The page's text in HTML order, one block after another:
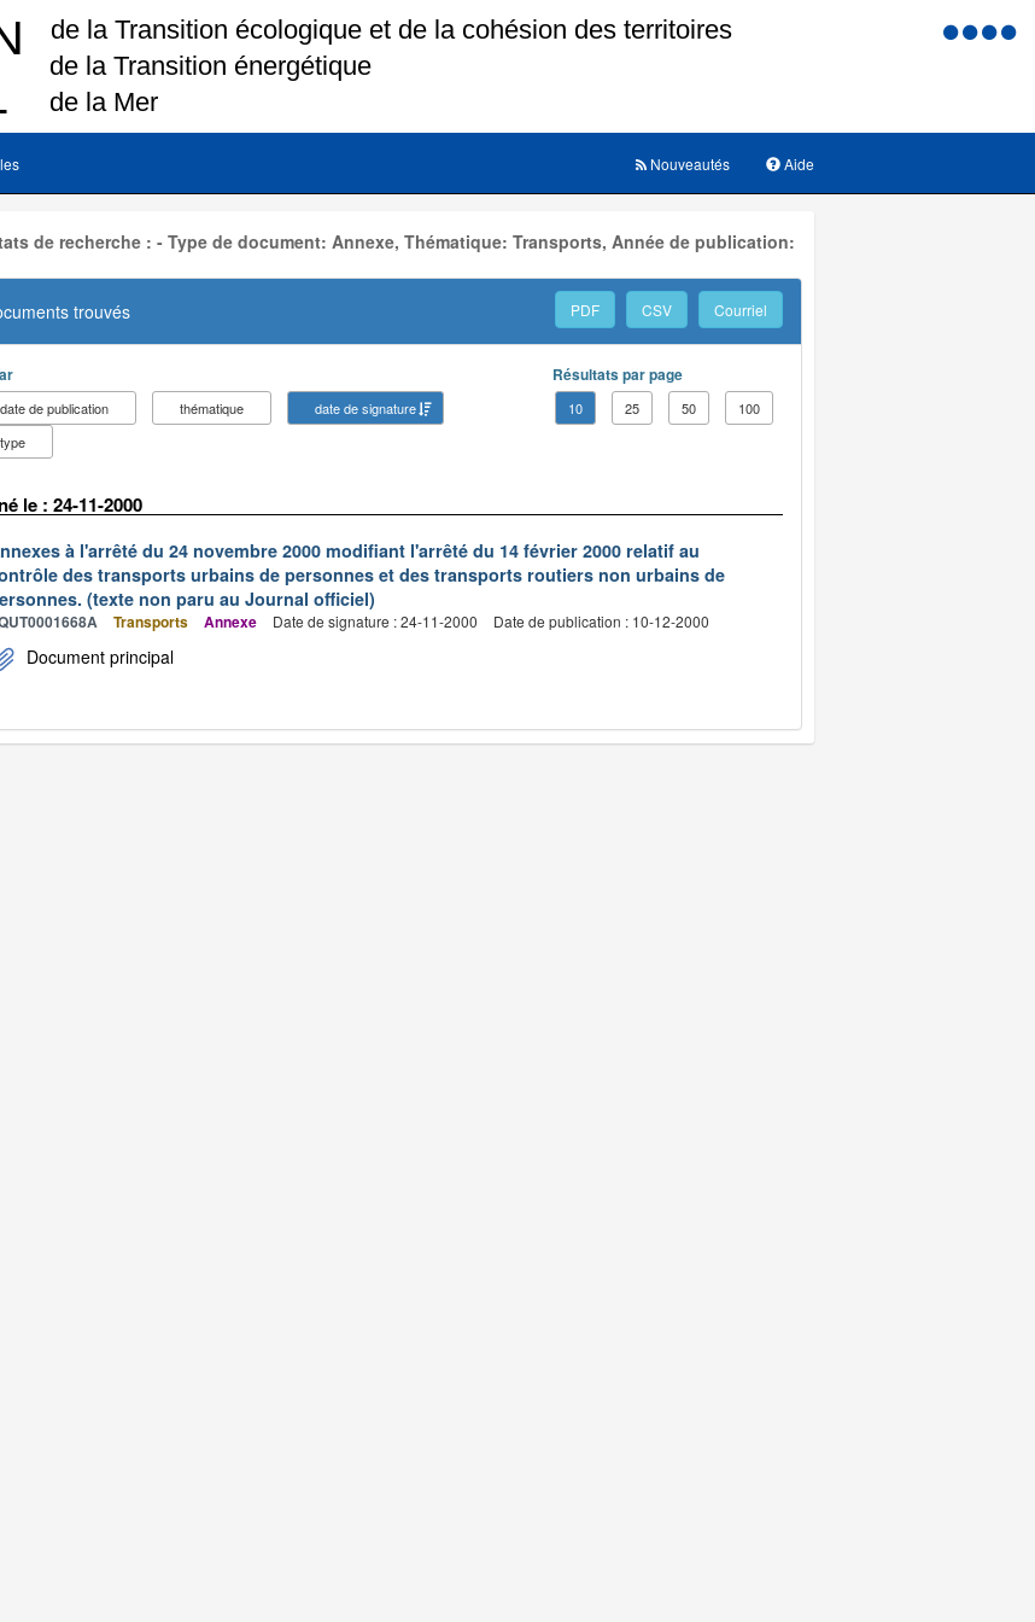
Menu
Aide
Nouveautés
de recherche : - Type de document: Annexe, Thématique: Transports, Année de publication:
trouvés PDF CSV Courriel
date de publication thématique
date de signature
type
Résultats par page
10 25 50 100
le : 24-11-2000
à l'arrêté du 24 novembre 2000 modifiant l'arrêté du 14 février 2000 relatif au
des transports urbains de personnes et des transports routiers non urbains de
(texte non paru au Journal officiel)
Transports Annexe Date de signature : 24-11-2000 Date de publication : 10-12-2000
Document principal